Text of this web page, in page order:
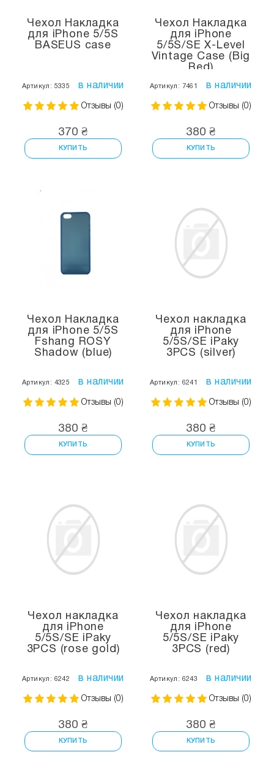
Чехол Накладка
для iPhone 5/5S
BASEUS case
Артикул: 5335 в наличии
Отзывы (0)
370 ₴
КУПИТЬ
Чехол Накладка
для iPhone
5/5S/SE X-Level
Vintage Case (Big
Red)
Артикул: 7461 в наличии
Отзывы (0)
380 ₴
КУПИТЬ
Чехол Накладка
для iPhone 5/5S
Fshang ROSY
Shadow (blue)
Артикул: 4325 в наличии
Отзывы (0)
380 ₴
КУПИТЬ
Чехол накладка
для iPhone
5/5S/SE iPaky
3PCS (silver)
Артикул: 6241 в наличии
Отзывы (0)
380 ₴
КУПИТЬ
Чехол накладка
для iPhone
5/5S/SE iPaky
3PCS (rose gold)
Артикул: 6242 в наличии
Отзывы (0)
380 ₴
КУПИТЬ
Чехол накладка
для iPhone
5/5S/SE iPaky
3PCS (red)
Артикул: 6243 в наличии
Отзывы (0)
380 ₴
КУПИТЬ